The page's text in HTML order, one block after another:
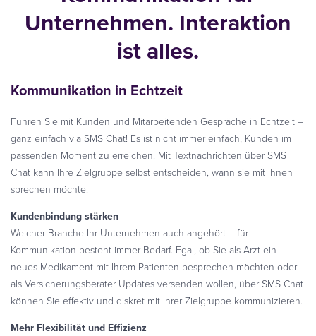
Unternehmen. Interaktion
ist alles.
Kommunikation in Echtzeit
Führen Sie mit Kunden und Mitarbeitenden Gespräche in Echtzeit –
ganz einfach via SMS Chat! Es ist nicht immer einfach, Kunden im
passenden Moment zu erreichen. Mit Textnachrichten über SMS
Chat kann Ihre Zielgruppe selbst entscheiden, wann sie mit Ihnen
sprechen möchte.
Kundenbindung stärken
Welcher Branche Ihr Unternehmen auch angehört – für
Kommunikation besteht immer Bedarf. Egal, ob Sie als Arzt ein
neues Medikament mit Ihrem Patienten besprechen möchten oder
als Versicherungsberater Updates versenden wollen, über SMS Chat
können Sie effektiv und diskret mit Ihrer Zielgruppe kommunizieren.
Mehr Flexibilität und Effizienz